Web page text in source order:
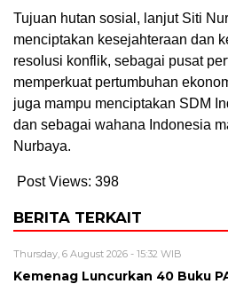
Tujuan hutan sosial, lanjut Siti
menciptakan kesejahteraan dan
resolusi konflik, sebagai pusat
memperkuat pertumbuhan
juga mampu menciptakan SDM
dan sebagai wahana Indonesia
Nurbaya.
Post Views: 398
BERITA TERKAIT
Thursday, 6 August 2026 - 15:32 WIB
Kemenag Luncurkan 40 Buku